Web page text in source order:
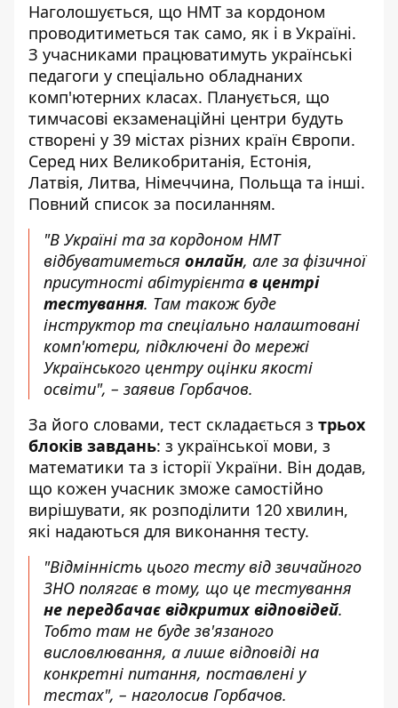
Наголошується, що НМТ за кордоном
проводитиметься так само, як і в Україні.
З учасниками працюватимуть українські
педагоги у спеціально обладнаних
комп'ютерних класах. Планується, що
тимчасові екзаменаційні центри будуть
створені у 39 містах різних країн Європи.
Серед них Великобританія, Естонія,
Латвія, Литва, Німеччина, Польща та інші.
Повний список за посиланням.
"В Україні та за кордоном НМТ
відбуватиметься онлайн, але за фізичної
присутності абітурієнта в центрі
тестування. Там також буде
інструктор та спеціально налаштовані
комп'ютери, підключені до мережі
Українського центру оцінки якості
освіти", – заявив Горбачов.
За його словами, тест складається з трьох
блоків завдань: з української мови, з
математики та з історії України. Він додав,
що кожен учасник зможе самостійно
вирішувати, як розподілити 120 хвилин,
які надаються для виконання тесту.
"Відмінність цього тесту від звичайного
ЗНО полягає в тому, що це тестування
не передбачає відкритих відповідей.
Тобто там не буде зв'язаного
висловлювання, а лише відповіді на
конкретні питання, поставлені у
тестах", – наголосив Горбачов.